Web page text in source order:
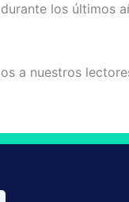
los últimos
a nuestros